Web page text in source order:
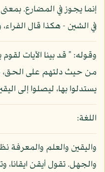
إنما يجوز في المضارع.
في الشين - هكذا قال
وقوله: " قد بينا الآيات
من حيث دلتهم على الحق،
يستدلوا بها، ليصلوا إلى
اللغة:
واليقين والعلم والمعرفة
والجهل. تقول أيقن ايقانا،